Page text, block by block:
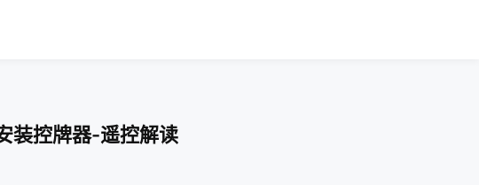
装控牌器-遥控解读